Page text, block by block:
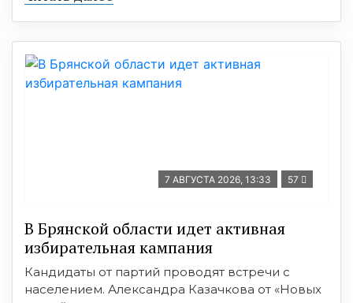
7 АВГУСТА 2026, 13:33 57
В Брянской области идет активная
избирательная кампания
Кандидаты от партий проводят встречи с
населением. Александра Казачкова от «Новых